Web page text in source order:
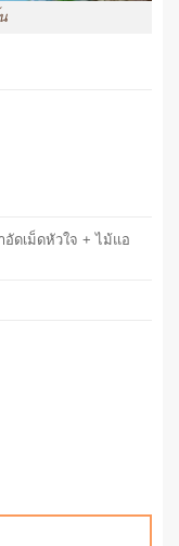
ดเม็ดหัวใจ + ไม้แอ